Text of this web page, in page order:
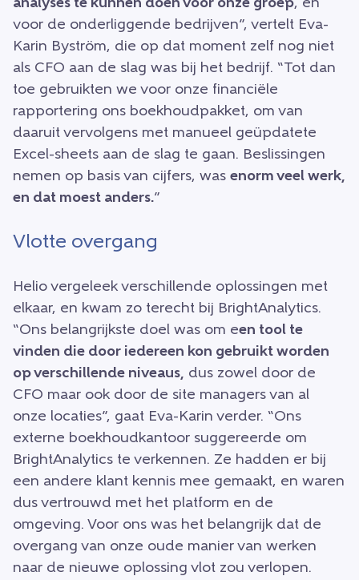
analyses te kunnen doen voor onze groep, en
voor de onderliggende bedrijven”, vertelt Eva-
Karin Byström, die op dat moment zelf nog niet
als CFO aan de slag was bij het bedrijf. “Tot dan
toe gebruikten we voor onze financiële
rapportering ons boekhoudpakket, om van
daaruit vervolgens met manueel geüpdatete
Excel-sheets aan de slag te gaan. Beslissingen
nemen op basis van cijfers, was enorm veel werk,
en dat moest anders.”
Vlotte overgang
Helio vergeleek verschillende oplossingen met
elkaar, en kwam zo terecht bij BrightAnalytics.
“Ons belangrijkste doel was om een tool te
vinden die door iedereen kon gebruikt worden
op verschillende niveaus, dus zowel door de
CFO maar ook door de site managers van al
onze locaties”, gaat Eva-Karin verder. “Ons
externe boekhoudkantoor suggereerde om
BrightAnalytics te verkennen. Ze hadden er bij
een andere klant kennis mee gemaakt, en waren
dus vertrouwd met het platform en de
omgeving. Voor ons was het belangrijk dat de
overgang van onze oude manier van werken
naar de nieuwe oplossing vlot zou verlopen.